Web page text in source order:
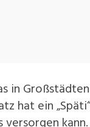
in
hat ein
versorgen kann.